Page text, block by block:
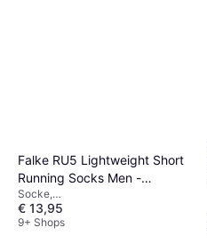
Falke RU5 Lightweight Short
Running Socks Men -
Black/Mix
Socke,
Sportstrumpf/Trainingsstrumpf,
Material: Elastan/Lycra/Spandex,
€ 13,95
9+ Shops